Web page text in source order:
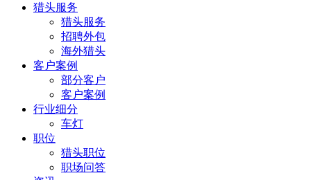
猎头服务
猎头服务
招聘外包
海外猎头
客户案例
部分客户
客户案例
行业细分
车灯
职位
猎头职位
职场问答